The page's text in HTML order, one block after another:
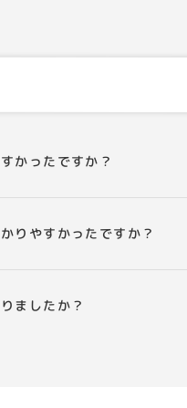
かったですか？
りやすかったですか？
ましたか？